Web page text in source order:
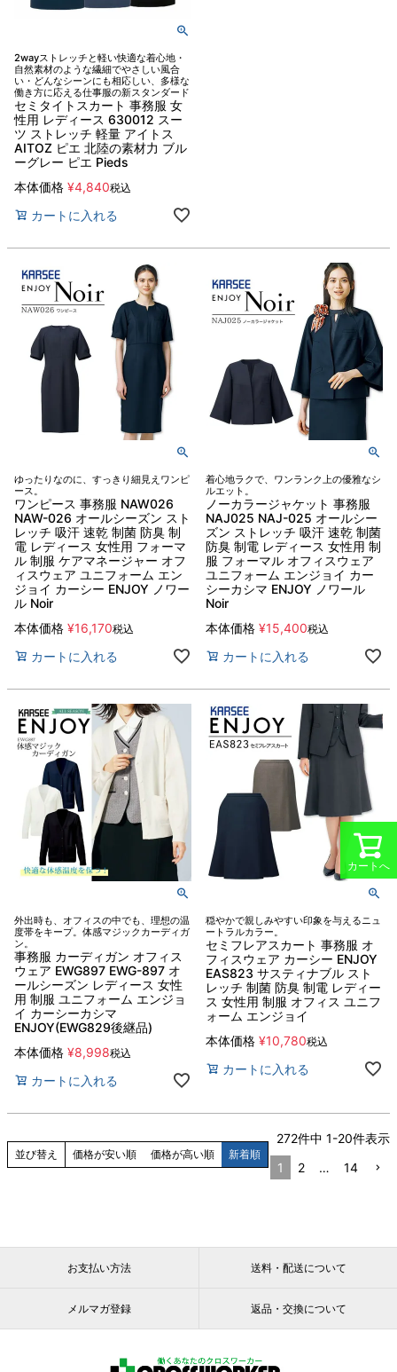
2wayストレッチと軽い快適な着心地・
自然素材のような繊細でやさしい風合
い・どんなシーンにも相応しい、多様な
働き方に応える仕事服の新スタンダード
セミタイトスカート 事務服 女
性用 レディース 630012 スー
ツ ストレッチ 軽量 アイトス
AITOZ ピエ 北陸の素材力 ブル
ーグレー ピエ Pieds
本体価格 ¥4,840税込
カートに入れる
ゆったりなのに、すっきり細見えワンピ
ース。
ワンピース 事務服 NAW026
NAW-026 オールシーズン スト
レッチ 吸汗 速乾 制菌 防臭 制
電 レディース 女性用 フォーマ
ル 制服 ケアマネージャー オフ
ィスウェア ユニフォーム エン
ジョイ カーシー ENJOY ノワー
ル Noir
本体価格 ¥16,170税込
カートに入れる
着心地ラクで、ワンランク上の優雅なシ
ルエット。
ノーカラージャケット 事務服
NAJ025 NAJ-025 オールシー
ズン ストレッチ 吸汗 速乾 制菌
防臭 制電 レディース 女性用 制
服 フォーマル オフィスウェア
ユニフォーム エンジョイ カー
シーカシマ ENJOY ノワール
Noir
本体価格 ¥15,400税込
カートに入れる
外出時も、オフィスの中でも、理想の温
度帯をキープ。体感マジックカーディガ
ン。
事務服 カーディガン オフィス
ウェア EWG897 EWG-897 オ
ールシーズン レディース 女性
用 制服 ユニフォーム エンジョ
イ カーシーカシマ
ENJOY(EWG829後継品)
本体価格 ¥8,998税込
カートに入れる
穏やかで親しみやすい印象を与えるニュ
ートラルカラー。
セミフレアスカート 事務服 オ
フィスウェア カーシー ENJOY
EAS823 サスティナブル スト
レッチ 制菌 防臭 制電 レディー
ス 女性用 制服 オフィス ユニフ
ォーム エンジョイ
本体価格 ¥10,780税込
カートに入れる
並び替え 価格が安い順 価格が高い順 新着順
272件中 1-20件表示
1
2 … 14
カートへ
お支払い方法 送料・配送について
メルマガ登録 返品・交換について